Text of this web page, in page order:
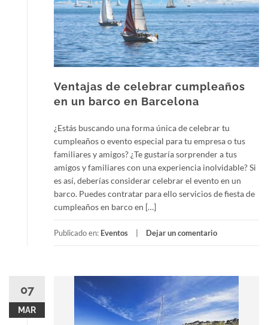
Ventajas de celebrar cumpleaños
en un barco en Barcelona
¿Estás buscando una forma única de celebrar tu
cumpleaños o evento especial para tu empresa o tus
familiares y amigos? ¿Te gustaría sorprender a tus
amigos y familiares con una experiencia inolvidable? Si
es así, deberías considerar celebrar el evento en un
barco. Puedes contratar para ello servicios de fiesta de
cumpleaños en barco en […]
Publicado en: Eventos Dejar un comentario
07
MAR